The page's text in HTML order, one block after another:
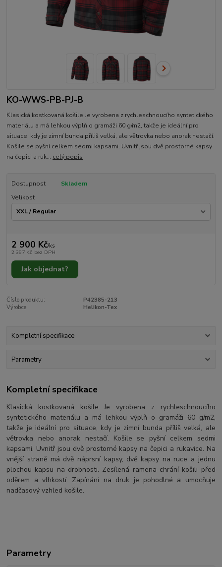
KO-WWS-PB-PJ-B
Klasická kostkovaná košile Je vyrobena z rychleschnoucího syntetického
materiálu a má lehkou výplň o gramáži 60 g/m2, takže je ideální pro
situace, kdy je zimní bunda příliš velká, ale větrovka nebo anorak nestačí.
Košile se pyšní celkem sedmi kapsami. Uvnitř jsou dvě prostorné kapsy
na čepici a ruk... celý popis
Dostupnost
Skladem
Velikost
2 900 Kč/ks
2 397 Kč bez DPH
Jak objednat?
Číslo produktu:
P42385-213
Výrobce:
Helikon-Tex
Kompletní specifikace
Parametry
Kompletní specifikace
Klasická kostkovaná košile Je vyrobena z rychleschnoucího
syntetického materiálu a má lehkou výplň o gramáži 60 g/m2,
takže je ideální pro situace, kdy je zimní bunda příliš velká, ale
větrovka nebo anorak nestačí. Košile se pyšní celkem sedmi
kapsami. Uvnitř jsou dvě prostorné kapsy na čepici a rukavice. Na
vnější straně má dvě náprsní kapsy, dvě kapsy na ruce a jednu
plochou kapsu na drobnosti. Zesílená ramena chrání košili před
oděrem a vlhkostí. Zapínání na druk je pohodlné a umocňuje
nadčasový vzhled košile.
Parametry